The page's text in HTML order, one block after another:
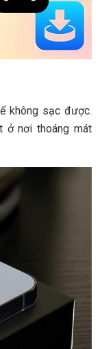
không sạc được.
ở nơi thoáng mát